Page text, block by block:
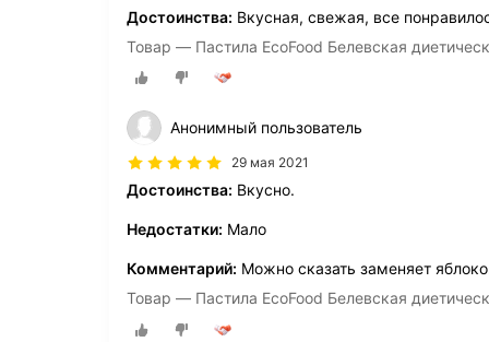
Достоинства: Вкусная, свежая, все
Товар — Пастила EcoFood Белевская
Анонимный пользователь
29 мая 2021
Достоинства: Вкусно.
Недостатки: Мало
Комментарий: Можно сказать заменяет
Товар — Пастила EcoFood Белевская